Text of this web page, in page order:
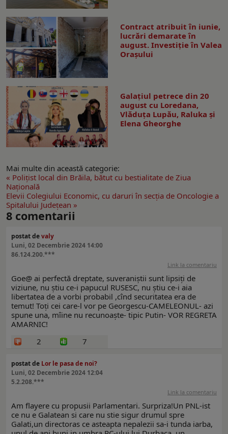
Contract atribuit în iunie,
lucrări demarate în
august. Investiţie în Valea
Oraşului
Galaţiul petrece din 20
august cu Loredana,
Vlăduța Lupău, Raluka și
Elena Gheorghe
Mai multe din această categorie:
« Poliţist local din Brăila, bătut cu bestialitate de Ziua
Naţională
Elevii Colegiului Economic, cu daruri în secția de Oncologie a
Spitalului Județean »
8 comentarii
postat devaly
Luni, 02 Decembrie 2024 14:00
86.124.200.***
Link la comentariu
Goe@ ai perfectă dreptate, suveraniștii sunt lipsiți de
viziune, nu știu ce-i papucul RUSESC, nu știu ce-i aia
libertatea de a vorbi probabil ,cînd securitatea era de
temut! Toți cei care-l vor pe Georgescu-CAMELEONUL- azi
spune una, mîine nu recunoaște- tipic Putin- VOR REGRETA
AMARNIC!
2
7
postat de Lor le pasa de noi?
Luni, 02 Decembrie 2024 12:04
5.2.208.***
Link la comentariu
Am flayere cu propusii Parlamentari. Surpriza!Un PNL-ist
ce nu e Galatean si care nu stie sigur drumul spre
Galati,un directoras ce asteapta nepalezii sa-i tunda iarba,